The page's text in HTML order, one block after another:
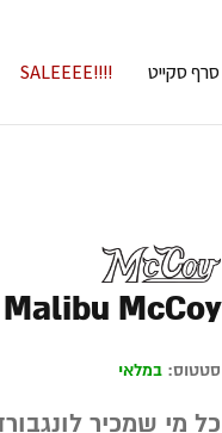
סרף סקייט !!!!SALEEEE
McCoy
סטטוס: במלאי